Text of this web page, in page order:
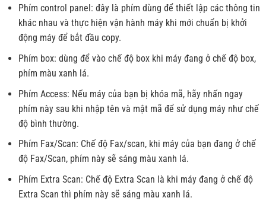
Phím control panel: đây là phím dùng để thiết lập các thông tin
khác nhau và thực hiện vận hành máy khi mới chuẩn bị khởi
động máy để bắt đầu copy.
Phím box: dùng để vào chế độ box khi máy đang ở chế độ box,
phím màu xanh lá.
Phím Access: Nếu máy của bạn bị khóa mã, hãy nhấn ngay
phím này sau khi nhập tên và mật mã để sử dụng máy như chế
độ bình thường.
Phím Fax/Scan: Chế độ Fax/scan, khi máy của bạn đang ở chế
độ Fax/Scan, phím này sẽ sáng màu xanh lá.
Phím Extra Scan: Chế độ Extra Scan là khi máy đang ở chế độ
Extra Scan thì phím này sẽ sáng màu xanh lá.